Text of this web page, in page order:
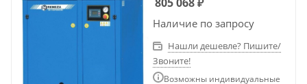
Наличие по запросу
Нашли дешевле? Пишите/
Звоните!
Возможны индивидуальные